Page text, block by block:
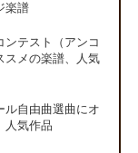
楽譜
ンテスト（アンコ
スメの楽譜、人気
ル自由曲選曲にオ
人気作品